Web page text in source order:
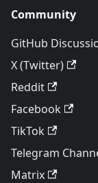
Community
GitHub
X (Twitter)
Reddit
Facebook
TikTok
Telegram
Matrix